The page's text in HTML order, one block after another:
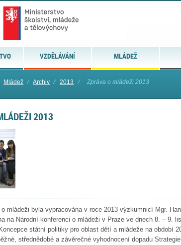
VZDĚLÁVÁNÍ MLÁDEŽ
Mládež ⁄ Archiv ⁄ 2013 ⁄ Zpráva o mládeži 2013
2013
o mládeži byla vypracována v roce 2013 výzkumnicí Mgr.
na Národní konferenci o mládeži v Praze ve dnech 8. – 9.
státní politiky pro oblast dětí a mládeže na období
střednědobé a závěrečné vyhodnocení dopadu